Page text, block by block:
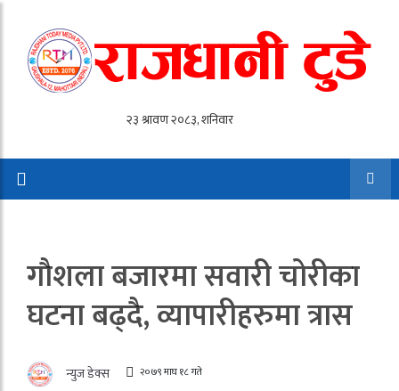
गाैशला बजारमा सवारी चोरीका
घटना बढ्दै, व्यापारीहरुमा त्रास
न्युज डेक्स २०७९ माघ १८ गते